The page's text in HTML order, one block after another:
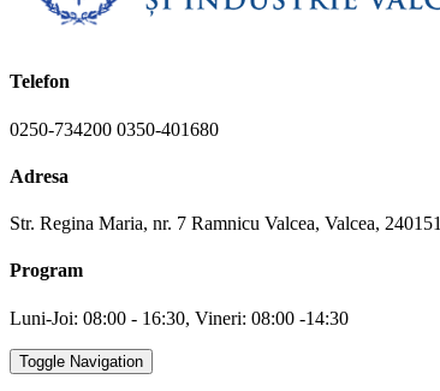
Telefon
0250-734200 0350-401680
Adresa
Str. Regina Maria, nr. 7 Ramnicu Valcea, Valcea, 240151
Program
Luni-Joi: 08:00 - 16:30, Vineri: 08:00 -14:30
Toggle Navigation